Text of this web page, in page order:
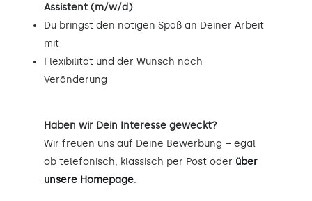
Assistent (m/w/d)
Du bringst den nötigen Spaß an Deiner Arbeit
mit
Flexibilität und der Wunsch nach
Veränderung
Haben wir Dein Interesse geweckt?
Wir freuen uns auf Deine Bewerbung – egal
ob telefonisch, klassisch per Post oder über
unsere Homepage.